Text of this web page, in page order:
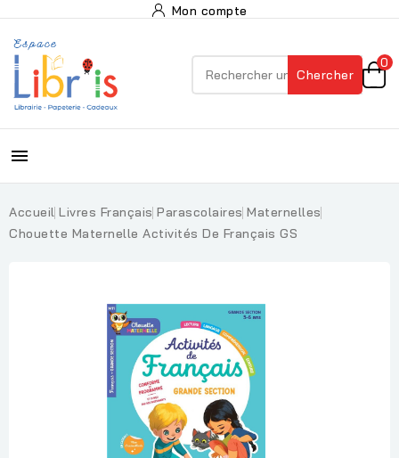
Mon compte
Chercher
0

Accueil Livres Français Parascolaires Maternelles
Chouette Maternelle Activités De Français GS